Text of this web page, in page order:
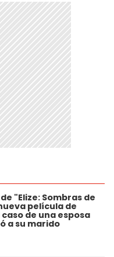
"Elize: Sombras de
película de
de una esposa
a su marido